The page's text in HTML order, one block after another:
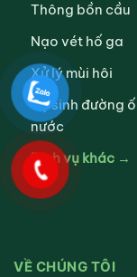
Thông bồn cầu
Nạo vét hố ga
Xử lý mùi hôi
Vệ sinh đường
nước
Dịch vụ khác →
VỀ CHÚNG TÔI